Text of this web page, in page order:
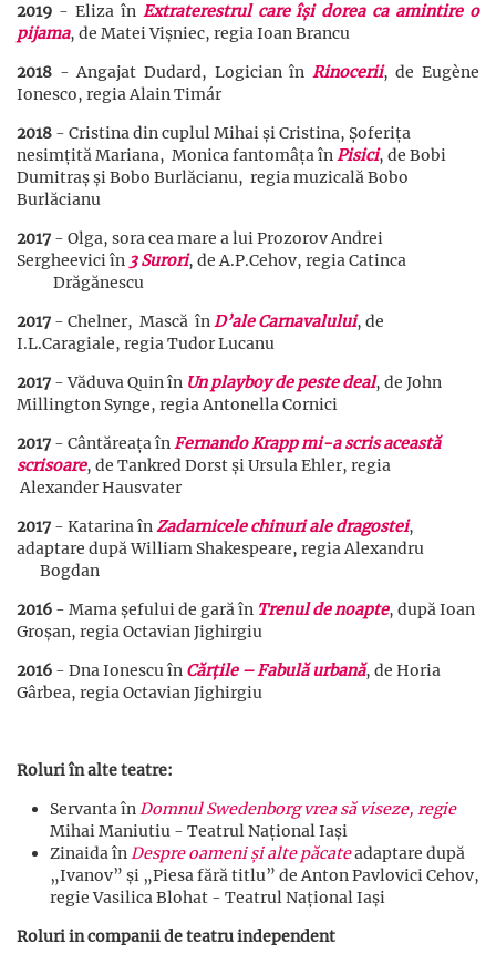
2019 - Eliza în Extraterestrul care își dorea ca amintire o
pijama, de Matei Vișniec, regia Ioan Brancu
2018 - Angajat Dudard, Logician în Rinocerii, de Eugène
Ionesco, regia Alain Timár
2018 - Cristina din cuplul Mihai și Cristina, Șoferița
nesimțită Mariana, Monica fantomâța înPisici, de Bobi
Dumitraș și Bobo Burlăcianu, regia muzicală Bobo
Burlăcianu
2017 - Olga, sora cea mare a lui Prozorov Andrei
Sergheevici în 3 Surori, de A.P.Cehov, regia Catinca
Drăgănescu
2017 - Chelner, Mască înD’ale Carnavalului, de
I.L.Caragiale, regia Tudor Lucanu
2017 - Văduva Quin în Un playboy de peste deal, de John
Millington Synge, regia Antonella Cornici
2017 - Cântăreața înFernando Krapp mi-a scris această
scrisoare, de Tankred Dorst și Ursula Ehler, regia
Alexander Hausvater
2017 - Katarina înZadarnicele chinuri ale dragostei,
adaptare după William Shakespeare, regia Alexandru
Bogdan
2016 - Mama șefului de gară în Trenul de noapte, după Ioan
Groșan, regia Octavian Jighirgiu
2016 - Dna Ionescu în Cărțile – Fabulă urbană, de Horia
Gârbea, regia Octavian Jighirgiu
Roluri în alte teatre:
Servanta înDomnul Swedenborg vrea să viseze, regie
Mihai Maniutiu - Teatrul Național Iași
Zinaida înDespre oameni și alte păcateadaptare după
„Ivanov” și „Piesa fără titlu” de Anton Pavlovici Cehov,
regie Vasilica Blohat - Teatrul Național Iași
Roluri in companii de teatru independent